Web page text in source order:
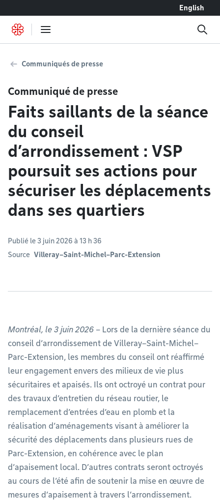
English
Communiqués de presse
Communiqué de presse
Faits saillants de la séance
du conseil
d’arrondissement : VSP
poursuit ses actions pour
sécuriser les déplacements
dans ses quartiers
Publié le 3 juin 2026 à 13 h 36
Source Villeray–Saint-Michel–Parc-Extension
Montréal, le 3 juin 2026 – Lors de la dernière séance du
conseil d’arrondissement de Villeray–Saint-Michel–
Parc-Extension, les membres du conseil ont réaffirmé
leur engagement envers des milieux de vie plus
sécuritaires et apaisés. Ils ont octroyé un contrat pour
des travaux d’entretien du réseau routier, le
remplacement d’entrées d’eau en plomb et la
réalisation d’aménagements visant à améliorer la
sécurité des déplacements dans plusieurs rues de
Parc-Extension, en cohérence avec le plan
d’apaisement local. D’autres contrats seront octroyés
au cours de l’été afin de soutenir la mise en œuvre de
mesures d’apaisement à travers l’arrondissement.